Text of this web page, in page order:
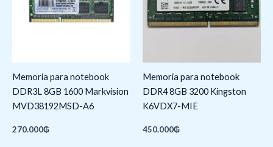
Memoria para notebook
DDR3L 8GB 1600 Markvision
MVD38192MSD-A6
270.000₲
Memoria para notebook
DDR4 8GB 3200 Kingston
K6VDX7-MIE
450.000₲